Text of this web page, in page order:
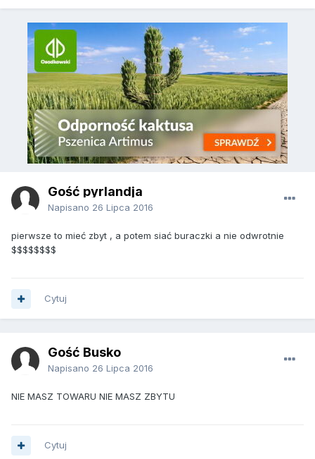
Gość pyrlandja
Napisano 26 Lipca 2016
pierwsze to mieć zbyt , a potem siać buraczki a nie odwrotnie
$$$$$$$$
Cytuj
Gość Busko
Napisano 26 Lipca 2016
NIE MASZ TOWARU NIE MASZ ZBYTU
Cytuj